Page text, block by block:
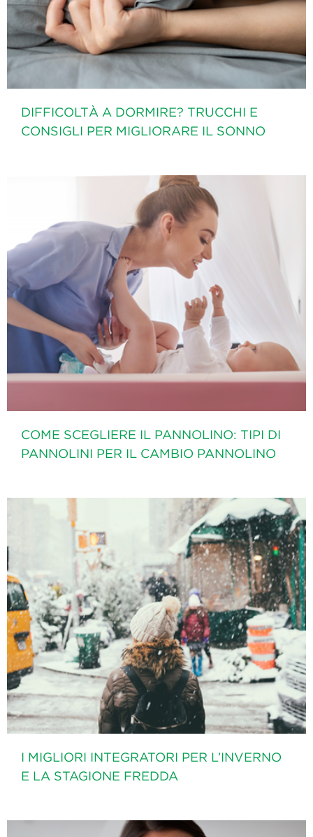
DIFFICOLTÀ A DORMIRE? TRUCCHI E
CONSIGLI PER MIGLIORARE IL SONNO
COME SCEGLIERE IL PANNOLINO: TIPI DI
PANNOLINI PER IL CAMBIO PANNOLINO
I MIGLIORI INTEGRATORI PER L’INVERNO
E LA STAGIONE FREDDA